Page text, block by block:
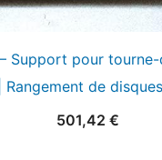
Support pour
Rangement de
501,42 €